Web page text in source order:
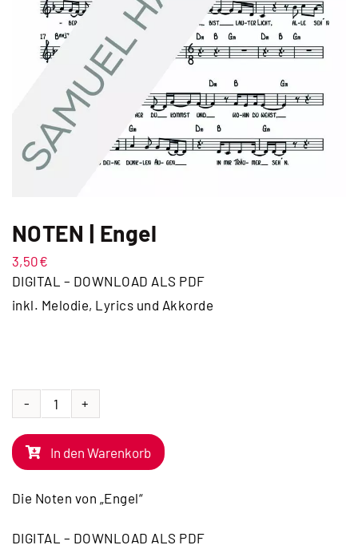
NOTEN | Engel
3,50€
DIGITAL – DOWNLOAD ALS PDF
inkl. Melodie, Lyrics und Akkorde
NOTEN
|
Engel
In den Warenkorb
Die Noten von „Engel“
DIGITAL – DOWNLOAD ALS PDF